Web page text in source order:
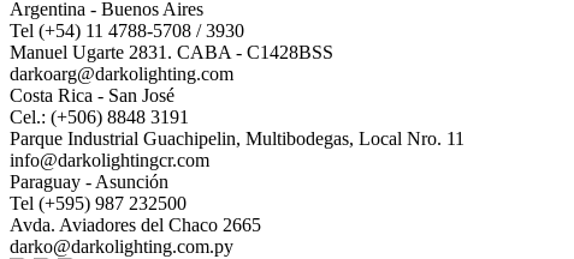
Argentina - Buenos Aires
Tel (+54) 11 4788-5708 / 3930
Manuel Ugarte 2831. CABA - C1428BSS
darkoarg@darkolighting.com
Costa Rica - San José
Cel.: (+506) 8848 3191
Parque Industrial Guachipelin, Multibodegas, Local Nro. 11
info@darkolightingcr.com
Paraguay - Asunción
Tel (+595) 987 232500
Avda. Aviadores del Chaco 2665
darko@darkolighting.com.py